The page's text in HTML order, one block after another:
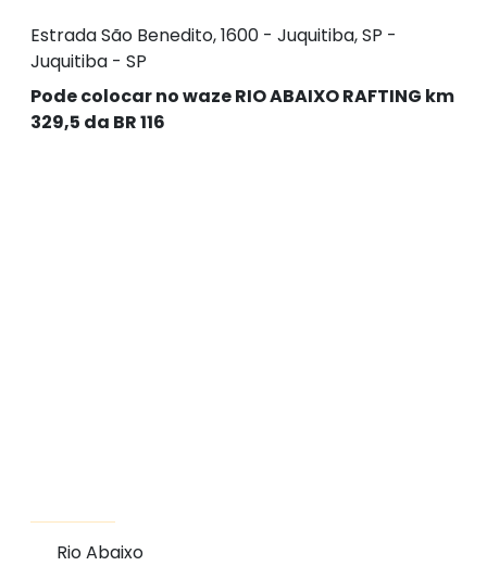
Estrada São Benedito, 1600 - Juquitiba, SP -
Juquitiba - SP
Pode colocar no waze RIO ABAIXO RAFTING km
329,5 da BR 116
Rio Abaixo